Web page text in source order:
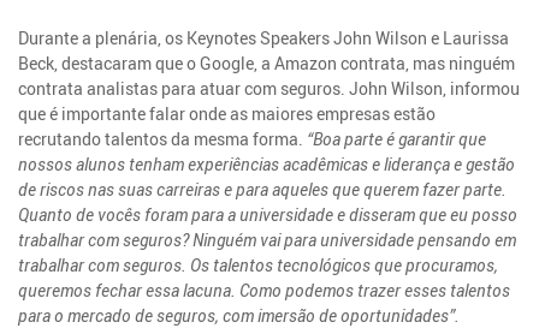
Durante a plenária, os Keynotes Speakers John Wilson e Laurissa
Beck, destacaram que o Google, a Amazon contrata, mas ninguém
contrata analistas para atuar com seguros. John Wilson, informou
que é importante falar onde as maiores empresas estão
recrutando talentos da mesma forma. “Boa parte é garantir que
nossos alunos tenham experiências acadêmicas e liderança e gestão
de riscos nas suas carreiras e para aqueles que querem fazer parte.
Quanto de vocês foram para a universidade e disseram que eu posso
trabalhar com seguros? Ninguém vai para universidade pensando em
trabalhar com seguros. Os talentos tecnológicos que procuramos,
queremos fechar essa lacuna. Como podemos trazer esses talentos
para o mercado de seguros, com imersão de oportunidades”.